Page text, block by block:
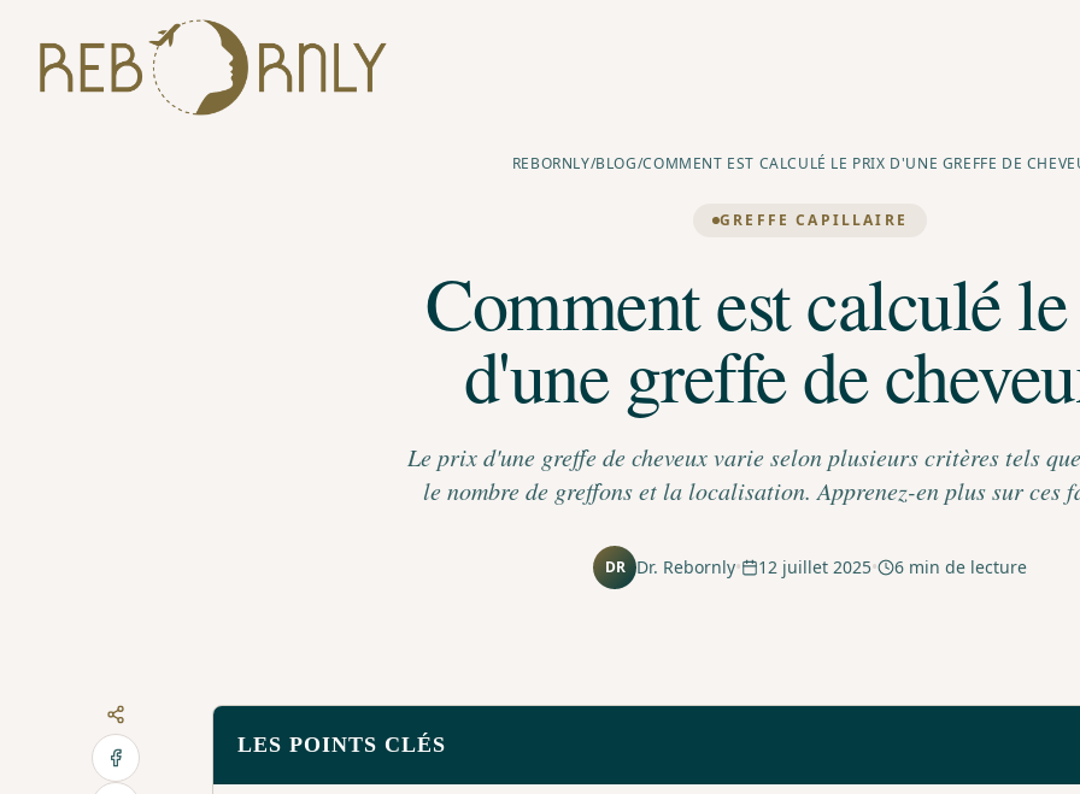
REBORNLY/BLOG/COMMENT EST CALCULÉ LE PRIX D'UNE GREFFE DE
GREFFE CAPILLAIRE
Comment est calculé
d'une greffe de
Le prix d'une greffe de cheveux varie selon plusieurs critères tels
le nombre de greffons et la localisation. Apprenez-en plus sur ces
DR Dr. Rebornly• 12 juillet 2025• 6 min de lecture
LES POINTS CLÉS